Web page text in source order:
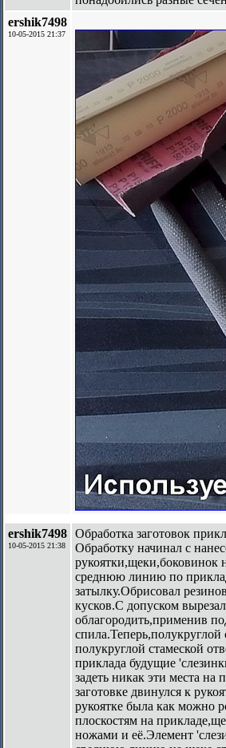
ershik7498
10-05-2015 21:37
ershik7498
10-05-2015 21:38
Обработка заготовок
Обработку начинал с
рукоятки,щеки,боковинок
среднюю линию по
затылку.Обрисовал
кусков.С допуском
облагородить,применив
полукруглой стамеской
приклада будущие
задеть никак эти места на
заготовке двинулся к
рукоятке была как можно
плоскостям на
ножами и её.Элемент